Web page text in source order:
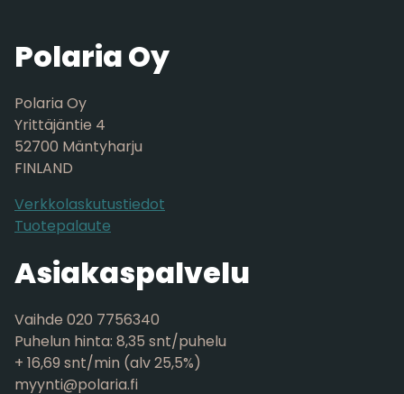
Polaria Oy
Polaria Oy
Yrittäjäntie 4
52700 Mäntyharju
FINLAND
Verkkolaskutustiedot
Tuotepalaute
Asiakaspalvelu
Vaihde 020 7756340
Puhelun hinta: 8,35 snt/puhelu
+ 16,69 snt/min (alv 25,5%)
myynti@polaria.fi